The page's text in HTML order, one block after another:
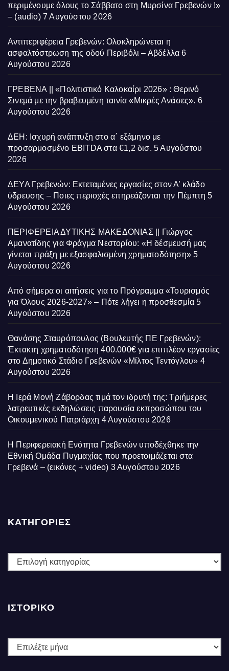
περιμένουμε όλους το Σάββατο στη Μυρσίνα Γρεβενών !»
– (audio) 7 Αυγούστου 2026
Αντιπεριφέρεια Γρεβενών: Ολοκληρώνεται η
ασφαλτόστρωση της οδού Περιβόλι – Αβδέλλα 6
Αυγούστου 2026
ΓΡΕΒΕΝΑ || «Πολιτιστικό Καλοκαίρι 2026» : Θερινό
Σινεμά με την βραβευμένη ταινία «Μικρές Ανάσες». 6
Αυγούστου 2026
ΔΕΗ: Ισχυρή ανάπτυξη στο α΄ εξάμηνο με
προσαρμοσμένο EBITDA στα €1,2 δισ. 5 Αυγούστου
2026
ΔΕΥΑ Γρεβενών: Εκτεταμένες εργασίες στον Α’ κλάδο
ύδρευσης – Ποιες περιοχές επηρεάζονται την Πέμπτη 5
Αυγούστου 2026
ΠΕΡΙΦΕΡΕΙΑ ΔΥΤΙΚΗΣ ΜΑΚΕΔΟΝΙΑΣ || Γιώργος
Αμανατίδης για Φράγμα Νεστορίου: «Η δέσμευσή μας
γίνεται πράξη με εξασφαλισμένη χρηματοδότηση» 5
Αυγούστου 2026
Από σήμερα οι αιτήσεις για το Πρόγραμμα «Τουρισμός
για Όλους 2026-2027» – Πότε λήγει η προσθεσμία 5
Αυγούστου 2026
Θανάσης Σταυρόπουλος (Βουλευτής ΠΕ Γρεβενών):
Έκτακτη χρηματοδότηση 400.000€ για επιπλέον εργασίες
στο Δημοτικό Στάδιο Γρεβενών «Μίλτος Τεντόγλου» 4
Αυγούστου 2026
Η Ιερά Μονή Ζάβορδας τιμά τον ιδρυτή της: Τριήμερες
λατρευτικές εκδηλώσεις παρουσία εκπροσώπου του
Οικουμενικού Πατριάρχη 4 Αυγούστου 2026
Η Περιφερειακή Ενότητα Γρεβενών υποδέχθηκε την
Εθνική Ομάδα Πυγμαχίας που προετοιμάζεται στα
Γρεβενά – (εικόνες + video) 3 Αυγούστου 2026
ΚΑΤΗΓΟΡΙΕΣ
ΚΑΤΗΓΟΡΙΕΣ
ΙΣΤΟΡΙΚΌ
Ιστορικό